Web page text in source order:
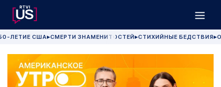
ЛЕТИЕ США▶СМЕРТИ ЗНАМЕНИТОСТЕЙ▶СТИХИЙНЫЕ БЕДСТВИЯ▶